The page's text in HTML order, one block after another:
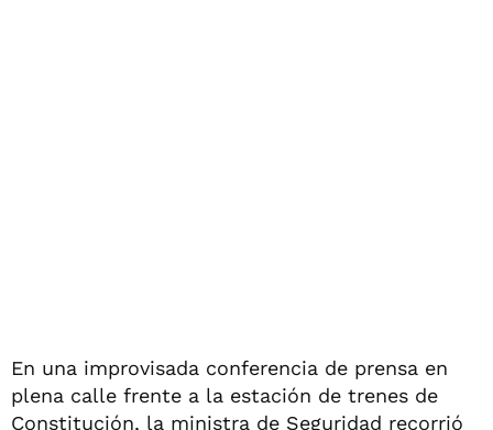
En una improvisada conferencia de prensa en
plena calle frente a la estación de trenes de
Constitución, la ministra de Seguridad recorrió